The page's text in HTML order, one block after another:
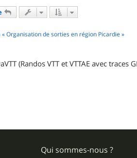
c
e
v
« Organisation de sorties en région Picardie »
(Randos VTT et VTTAE avec traces
Qui sommes-nous ?